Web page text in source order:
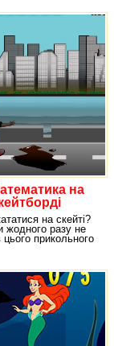
на
на скейті?
жодного разу не
прикольного